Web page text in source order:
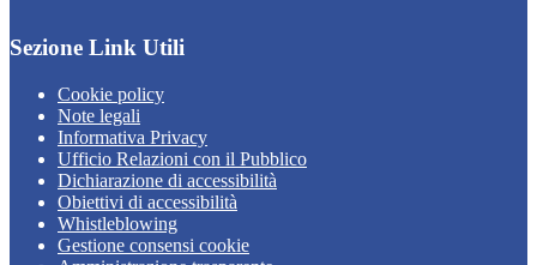
Sezione Link Utili
Cookie policy
Note legali
Informativa Privacy
Ufficio Relazioni con il Pubblico
Dichiarazione di accessibilità
Obiettivi di accessibilità
Whistleblowing
Gestione consensi cookie